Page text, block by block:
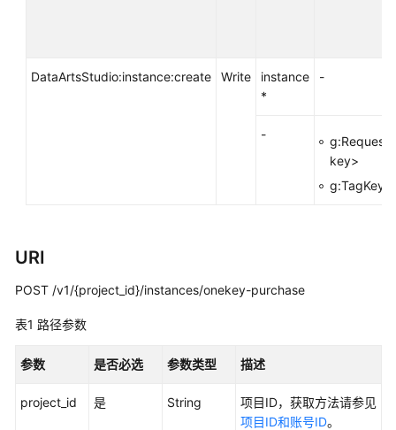
用
参
考
前
DataArtsStudio:instance:create Write
instance
*
-
-
key>
g:TagKeys
URI
POST /v1/{project_id}/instances/onekey-purchase
表1 路径参数
参数 是否必选 参数类型 描述
project_id 是 String
项目ID，获取方法请参见
项目ID和账号ID。